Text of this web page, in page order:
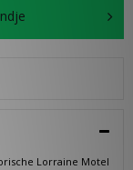
Lorraine Motel